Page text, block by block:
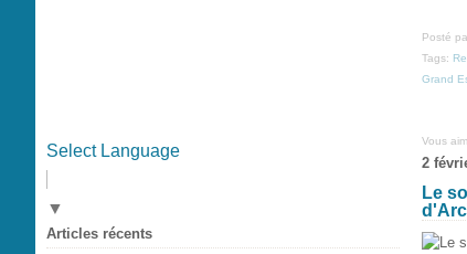
Select Language
▼
Articles récents
Posté
Tags:
Grand
Vous
2
Le